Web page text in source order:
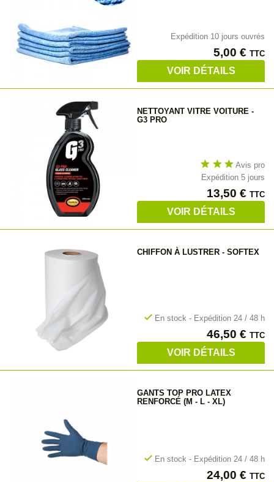
Expédition 10 jours ouvrés
Prix
5,00 € TTC
VOIR DÉTAILS
NETTOYANT VITRE VOITURE -
G3 PRO
star star star Avis pro
Expédition 5 jours
Prix
13,50 € TTC
VOIR DÉTAILS
CHIFFON À LUSTRER - SOFTEX
check En stock - Expédition 24 / 48 h
Prix
46,50 € TTC
VOIR DÉTAILS
GANTS TOP PRO LATEX
RENFORCÉ (M - L - XL)
check En stock - Expédition 24 / 48 h
Prix
24,00 € TTC